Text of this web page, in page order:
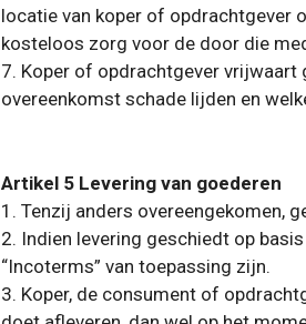
locatie van koper of opdrachtgever
kosteloos zorg voor de door die
7. Koper of opdrachtgever vrijwaart
overeenkomst schade lijden en
Artikel 5 Levering van goederen
1. Tenzij anders overeengekomen,
2. Indien levering geschiedt op
“Incoterms” van toepassing zijn.
3. Koper, de consument of